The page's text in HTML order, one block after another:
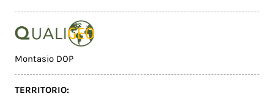
Montasio DOP
TERRITORIO: